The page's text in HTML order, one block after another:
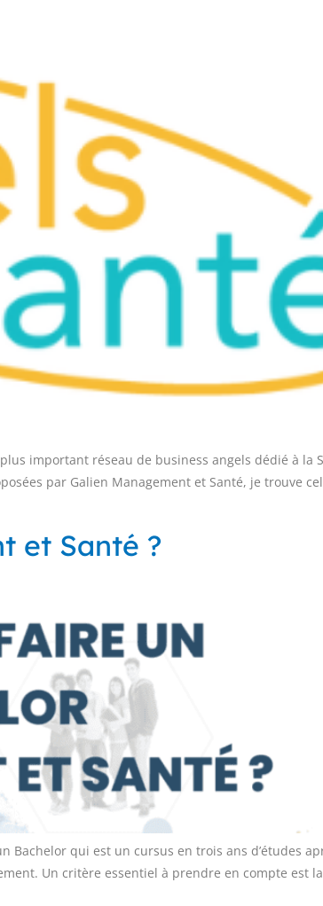
important réseau de business angels dédié à la
par Galien Management et Santé, je trouve
et Santé ?
Bachelor qui est un cursus en trois ans d’études
Un critère essentiel à prendre en compte est